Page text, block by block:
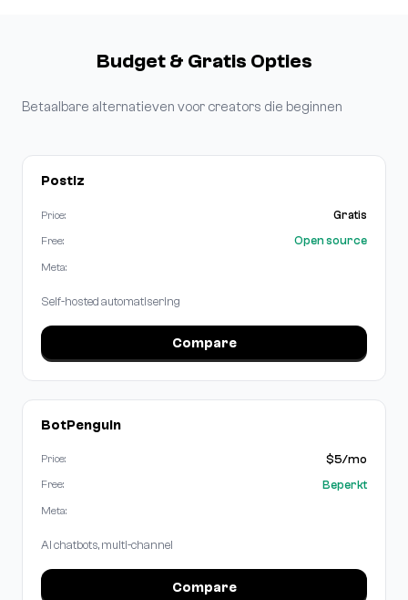
Budget & Gratis Opties
Betaalbare alternatieven voor creators die beginnen
Postiz
Price: Gratis
Free: Open source
Meta:
Self-hosted automatisering
Compare
BotPenguin
Price: $5/mo
Free: Beperkt
Meta:
AI chatbots, multi-channel
Compare